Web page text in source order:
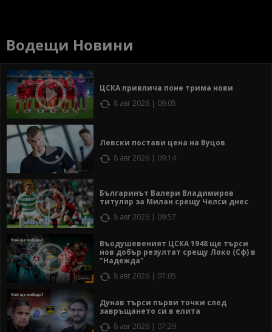
Водещи Новини
ЦСКА привлича поне трима нови
8 авг 2026 | 09:05
Левски постави цена на Вуцов
8 авг 2026 | 09:14
Българинът Валери Владимиров
титуляр за Милан срещу Челси днес
8 авг 2026 | 09:57
Въодушевеният ЦСКА 1948 ще търси
нов добър резултат срещу Локо (Сф) в
"Надежда"
8 авг 2026 | 07:05
Дунав търси първи точки след
завръщането си в елита
8 авг 2026 | 07:29